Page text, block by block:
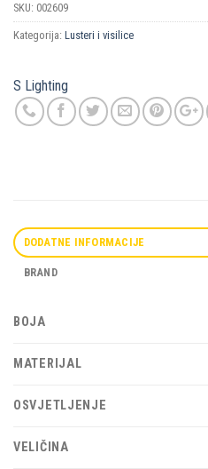
SKU: 002609
Kategorija: Lusteri i visilice
S Lighting
DODATNE INFORMACIJE
BRAND
BOJA
MATERIJAL
OSVJETLJENJE
VELIČINA